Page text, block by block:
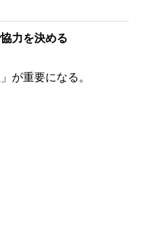
力を決める
が重要になる。